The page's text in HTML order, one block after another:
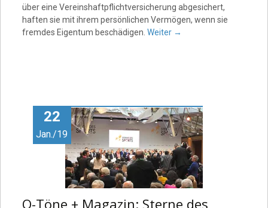
über eine Vereinshaftpflichtversicherung abgesichert,
haften sie mit ihrem persönlichen Vermögen, wenn sie
fremdes Eigentum beschädigen. Weiter →
22
Jan./19
O-Töne + Magazin: Sterne des